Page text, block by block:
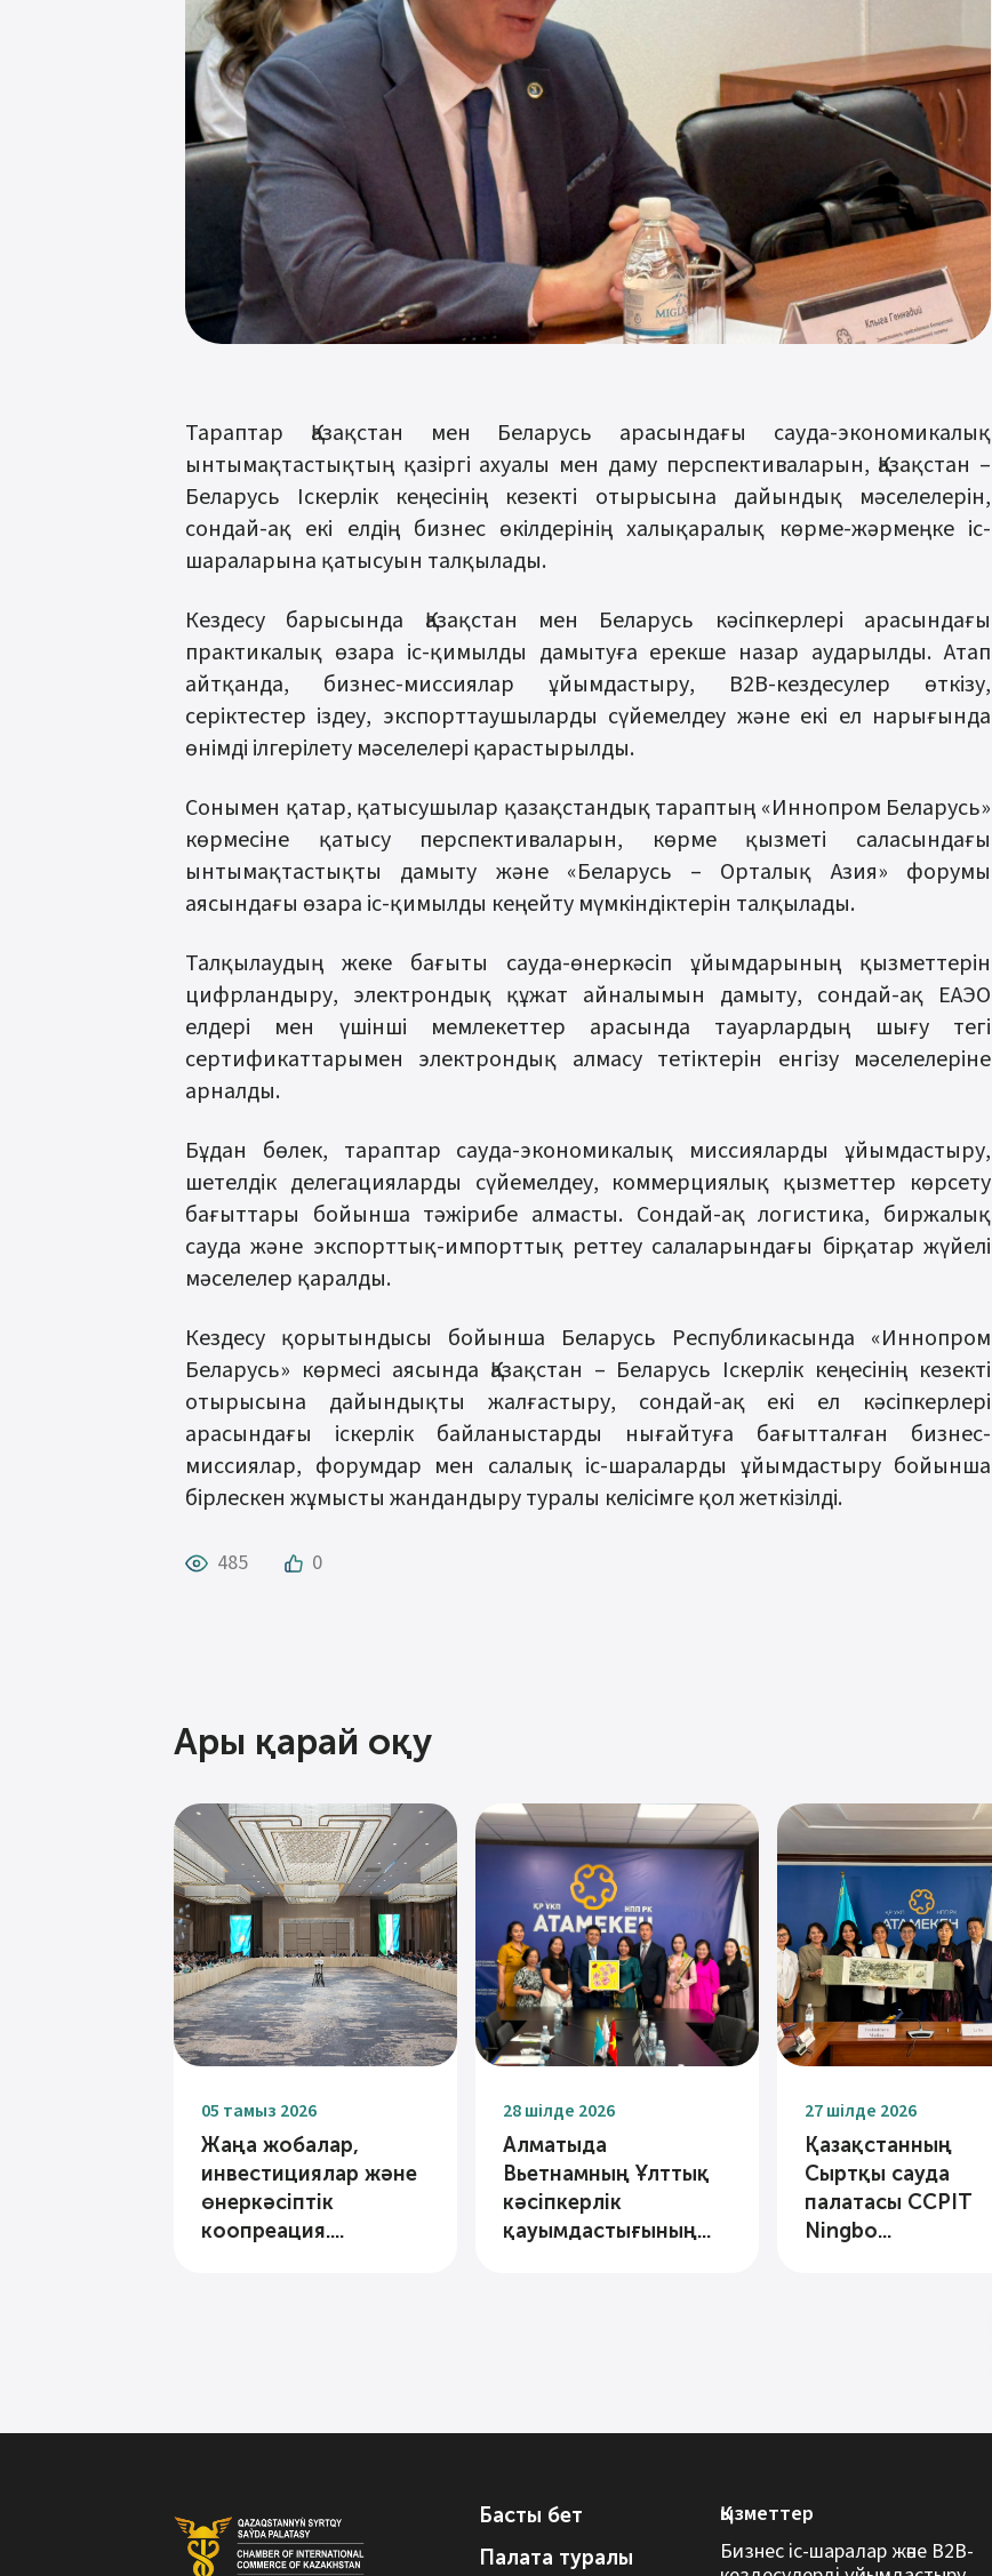
Тараптар Қазақстан мен Беларусь арасындағы сауда-экономикалық
ынтымақтастықтың қазіргі ахуалы мен даму перспективаларын, Қазақстан –
Беларусь Іскерлік кеңесінің кезекті отырысына дайындық мәселелерін,
сондай-ақ екі елдің бизнес өкілдерінің халықаралық көрме-жәрмеңке іс-
шараларына қатысуын талқылады.
Кездесу барысында Қазақстан мен Беларусь кәсіпкерлері арасындағы
практикалық өзара іс-қимылды дамытуға ерекше назар аударылды. Атап
айтқанда, бизнес-миссиялар ұйымдастыру, B2B-кездесулер өткізу,
серіктестер іздеу, экспорттаушыларды сүйемелдеу және екі ел нарығында
өнімді ілгерілету мәселелері қарастырылды.
Сонымен қатар, қатысушылар қазақстандық тараптың «Иннопром Беларусь»
көрмесіне қатысу перспективаларын, көрме қызметі саласындағы
ынтымақтастықты дамыту және «Беларусь – Орталық Азия» форумы
аясындағы өзара іс-қимылды кеңейту мүмкіндіктерін талқылады.
Талқылаудың жеке бағыты сауда-өнеркәсіп ұйымдарының қызметтерін
цифрландыру, электрондық құжат айналымын дамыту, сондай-ақ ЕАЭО
елдері мен үшінші мемлекеттер арасында тауарлардың шығу тегі
сертификаттарымен электрондық алмасу тетіктерін енгізу мәселелеріне
арналды.
Бұдан бөлек, тараптар сауда-экономикалық миссияларды ұйымдастыру,
шетелдік делегацияларды сүйемелдеу, коммерциялық қызметтер көрсету
бағыттары бойынша тәжірибе алмасты. Сондай-ақ логистика, биржалық
сауда және экспорттық-импорттық реттеу салаларындағы бірқатар жүйелі
мәселелер қаралды.
Кездесу қорытындысы бойынша Беларусь Республикасында «Иннопром
Беларусь» көрмесі аясында Қазақстан – Беларусь Іскерлік кеңесінің кезекті
отырысына дайындықты жалғастыру, сондай-ақ екі ел кәсіпкерлері
арасындағы іскерлік байланыстарды нығайтуға бағытталған бизнес-
миссиялар, форумдар мен салалық іс-шараларды ұйымдастыру бойынша
бірлескен жұмысты жандандыру туралы келісімге қол жеткізілді.
485 0
Ары қарай оқу
05 тамыз 2026
Жаңа жобалар,
инвестициялар және
өнеркәсіптік
коопреация....
28 шілде 2026
Алматыда
Вьетнамның Ұлттық
кәсіпкерлік
қауымдастығының...
27 шілде 2026
Қазақстанның
Сыртқы сауда
палатасы CCPIT
Ningbo...
Басты бет
Палата туралы
Қызметтер
Бизнес іс-шаралар және B2B-